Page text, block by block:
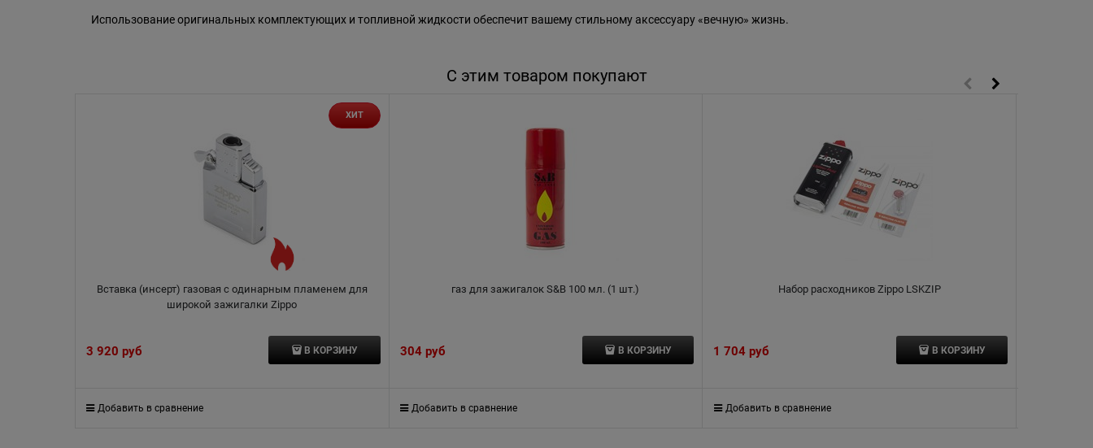
Использование оригинальных комплектующих и топливной жидкости обеспечит вашему стильному аксессуару «вечную» жизнь.
С этим товаром покупают
Вставка (инсерт) газовая с одинарным пламенем для
широкой зажигалки Zippo
ХИТ
3 920 руб В КОРЗИНУ
Добавить в сравнение
газ для зажигалок S&B 100 мл. (1 шт.)
304 руб В КОРЗИНУ
Добавить в сравнение
Набор расходников Zippo LSKZIP
1 704 руб В КОРЗИНУ
Добавить в сравнение